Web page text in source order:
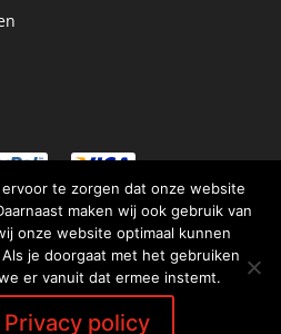
te zorgen dat onze website
maken wij ook gebruik van
onze website optimaal kunnen
je doorgaat met het gebruiken
er vanuit dat ermee instemt.
Privacy policy